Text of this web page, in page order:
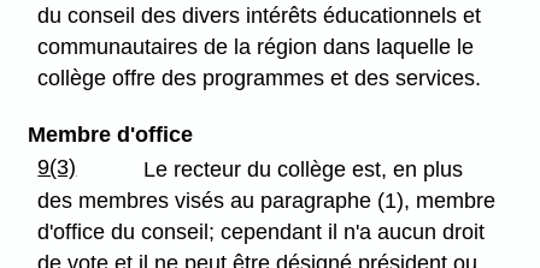
du conseil des divers intérêts éducationnels et
communautaires de la région dans laquelle le
collège offre des programmes et des services.
Membre d'office
9(3)
Le recteur du collège est, en plus
des membres visés au paragraphe (1), membre
d'office du conseil; cependant il n'a aucun droit
de vote et il ne peut être désigné président ou